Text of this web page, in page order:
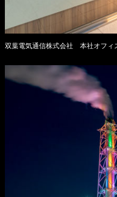
双葉電気通信株式会社 本社オフィ